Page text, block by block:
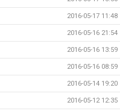
2016-05-17 11:48
2016-05-16 21:54
2016-05-16 13:59
2016-05-16 08:59
2016-05-14 19:20
2016-05-12 12:35